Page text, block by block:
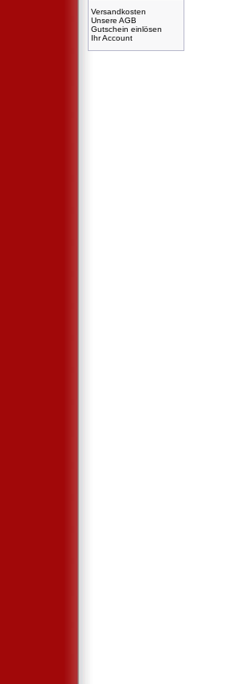
Versandkosten
Unsere AGB
Gutschein einlösen
Ihr Account